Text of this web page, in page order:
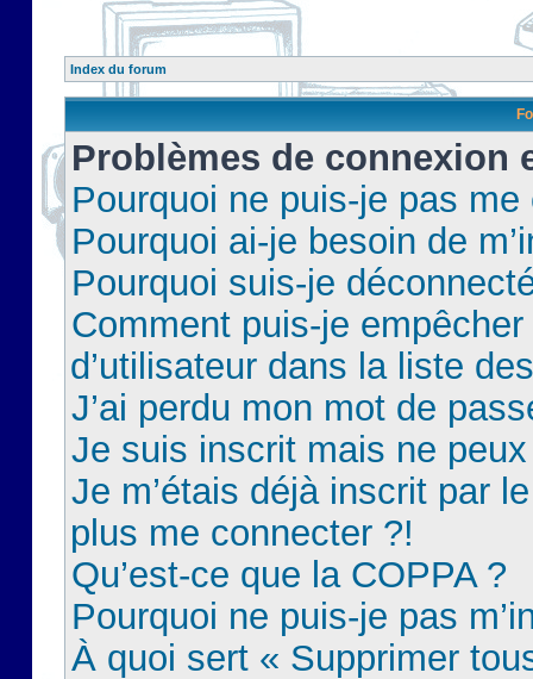
Index du forum
Problèmes de connexion
Pourquoi ne puis-je pas
Pourquoi ai-je besoin de
Pourquoi suis-je
Comment puis-je
d’utilisateur dans la liste
J’ai perdu mon mot de
Je suis inscrit mais ne
Je m’étais déjà inscrit par
plus me connecter ?!
Qu’est-ce que la COPPA ?
Pourquoi ne puis-je pas
À quoi sert « Supprimer